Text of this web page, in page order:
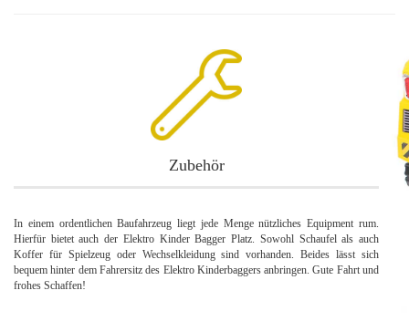
Zubehör
In einem ordentlichen Baufahrzeug liegt jede Menge nützliches Equipment rum.
Hierfür bietet auch der Elektro Kinder Bagger Platz. Sowohl Schaufel als auch
Koffer für Spielzeug oder Wechselkleidung sind vorhanden. Beides lässt sich
bequem hinter dem Fahrersitz des Elektro Kinderbaggers anbringen. Gute Fahrt und
frohes Schaffen!